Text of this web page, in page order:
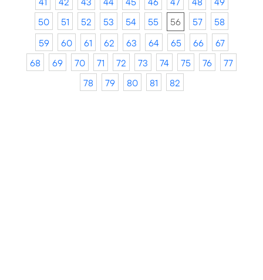
50
51 52 53 54 55 56 57
58
59
60 61 62 63 64 65 66
67
68
69 70 71 72 73 74 75 76
77
78
79 80 81 82